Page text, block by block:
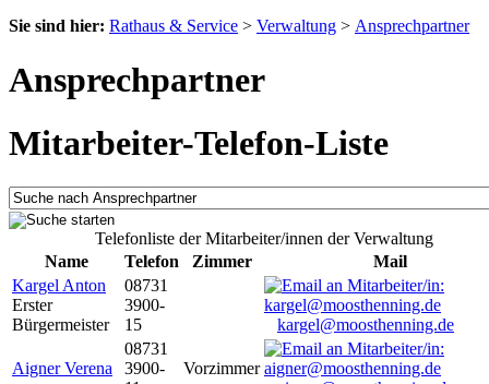
Sie sind hier: Rathaus & Service > Verwaltung > Ansprechpartner
Ansprechpartner
Mitarbeiter-Telefon-Liste
Telefonliste der Mitarbeiter/innen der Verwaltung
Name
Telefon Zimmer
Mail
Kargel Anton
Erster
Bürgermeister
08731
3900-
15
kargel@moosthenning.de
Aigner Verena
08731
3900-
Vorzimmer